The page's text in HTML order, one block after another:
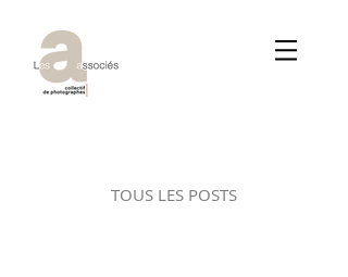
TOUS LES POSTS